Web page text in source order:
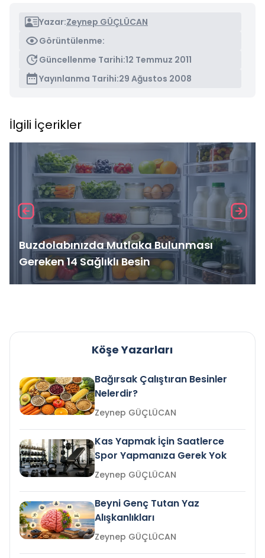
Yazar:Zeynep GÜÇLÜCAN
Görüntülenme:
Güncellenme Tarihi:12 Temmuz 2011
Yayınlanma Tarihi:29 Ağustos 2008
İlgili İçerikler
Buzdolabınızda Mutlaka Bulunması
Gereken 14 Sağlıklı Besin
Köşe Yazarları
Bağırsak Çalıştıran Besinler
Nelerdir?
Zeynep GÜÇLÜCAN
Kas Yapmak İçin Saatlerce
Spor Yapmanıza Gerek Yok
Zeynep GÜÇLÜCAN
Beyni Genç Tutan Yaz
Alışkanlıkları
Zeynep GÜÇLÜCAN